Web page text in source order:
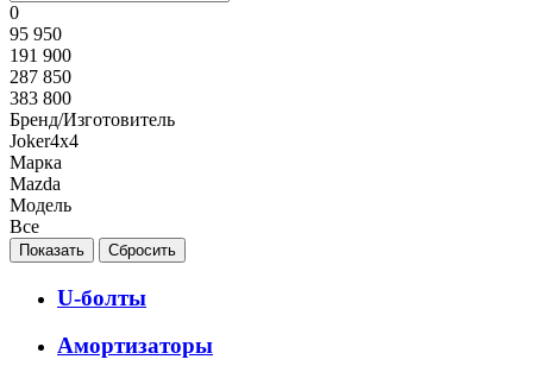
По популярности
0
95 950
191 900
287 850
383 800
Бренд/Изготовитель
Joker4x4
Марка
Mazda
Модель
Все
U-болты
Амортизаторы